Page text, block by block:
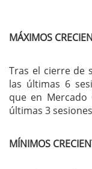
MÁXIMOS
Tras el cierre de
las últimas 6
que en Mercado
últimas 3
MÍNIMOS